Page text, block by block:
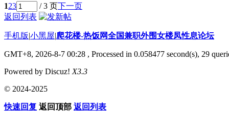
123 / 3 页下一页
返回列表
手机版|小黑屋|爬花楼-热饭网全国兼职外围女楼凤性息论坛
GMT+8, 2026-8-7 00:28 , Processed in 0.058477 second(s), 29
Powered by Discuz! X3.3
© 2024-2025
快速回复 返回顶部 返回列表